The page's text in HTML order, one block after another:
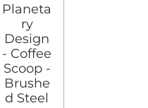
Planeta
ry
Design
- Coffee
Scoop -
Brushe
d Steel